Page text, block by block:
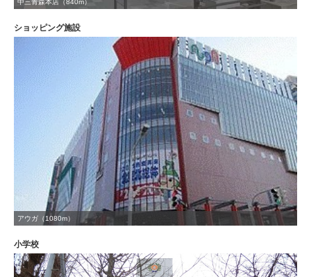
中三青森本店（840m）
ショッピング施設
アウガ（1080m）
小学校